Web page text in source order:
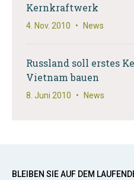
Kernkraftwerk
4. Nov. 2010 • News
Russland soll erstes
Vietnam bauen
8. Juni 2010 • News
BLEIBEN SIE AUF DEM